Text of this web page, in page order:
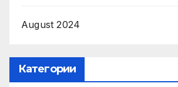
August 2024
Категории